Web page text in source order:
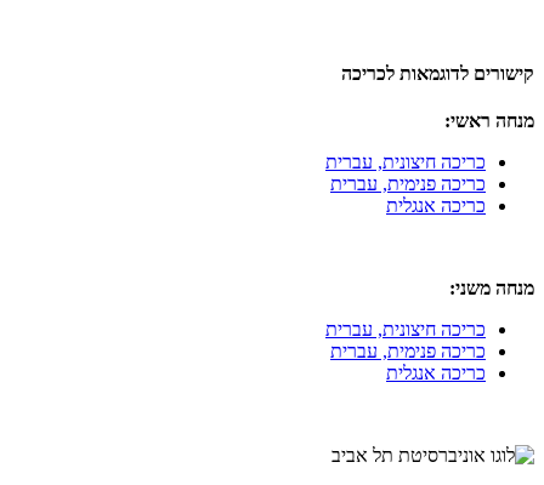
קישורים לדוגמאות לכריכה
מנחה ראשי:
כריכה חיצונית, עברית
כריכה פנימית, עברית
כריכה אנגלית
מנחה משני:
כריכה חיצונית, עברית
כריכה פנימית, עברית
כריכה אנגלית